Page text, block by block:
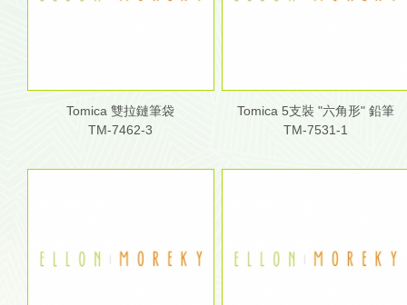
Tomica 雙拉鏈筆袋
TM-7462-3
Tomica 5支裝 "六角形" 鉛筆
TM-7531-1